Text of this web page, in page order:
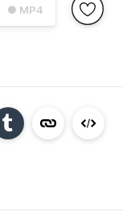
● MP4